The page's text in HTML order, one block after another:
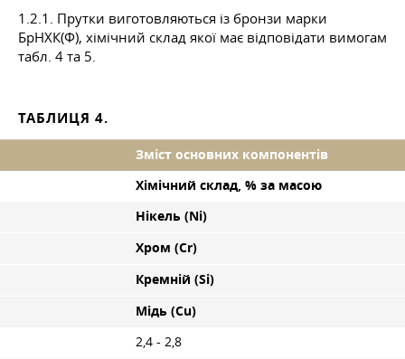
1.2.1. Прутки виготовляються із бронзи марки
БрНХК(Ф), хімічний склад якої має відповідати вимогам
табл. 4 та 5.
ТАБЛИЦЯ 4.
Зміст основних компонентів
Хімічний склад, % за масою
Нікель (Ni)
Хром (Cr)
Кремній (Si)
Мідь (Cu)
2,4 - 2,8